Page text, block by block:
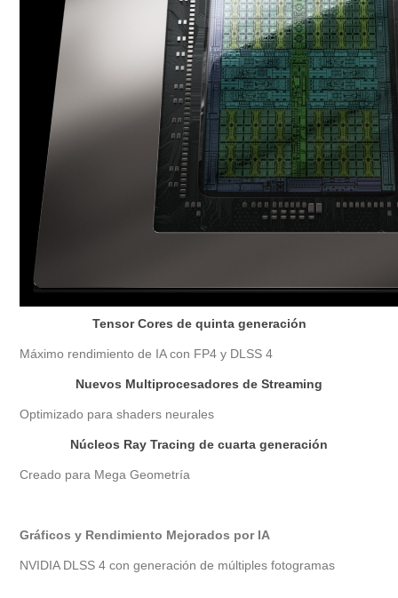
Tensor Cores de quinta generación
Máximo rendimiento de IA con FP4 y DLSS 4
Nuevos Multiprocesadores de Streaming
Optimizado para shaders neurales
Núcleos Ray Tracing de cuarta generación
Creado para Mega Geometría
Gráficos y Rendimiento Mejorados por IA
NVIDIA DLSS 4 con generación de múltiples fotogramas